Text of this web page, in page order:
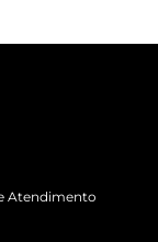
Atendimento